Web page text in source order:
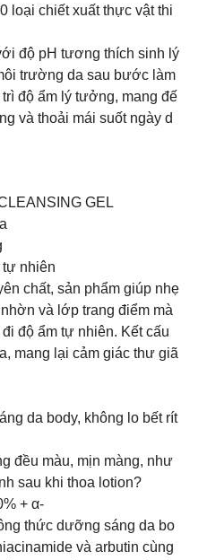
loại chiết xuất thực vật thi
độ pH tương thích sinh lý
trường da sau bước làm
độ ẩm lý tưởng, mang đế
và thoải mái suốt ngày d
GEL
tự nhiên
chất, sản phẩm giúp nhẹ
và lớp trang điểm mà
độ ẩm tự nhiên. Kết cấu
mang lại cảm giác thư giã
da body, không lo bết rít
đều màu, mịn màng, như
sau khi thoa lotion?
+ α-
thức dưỡng sáng da bo
và arbutin cùng